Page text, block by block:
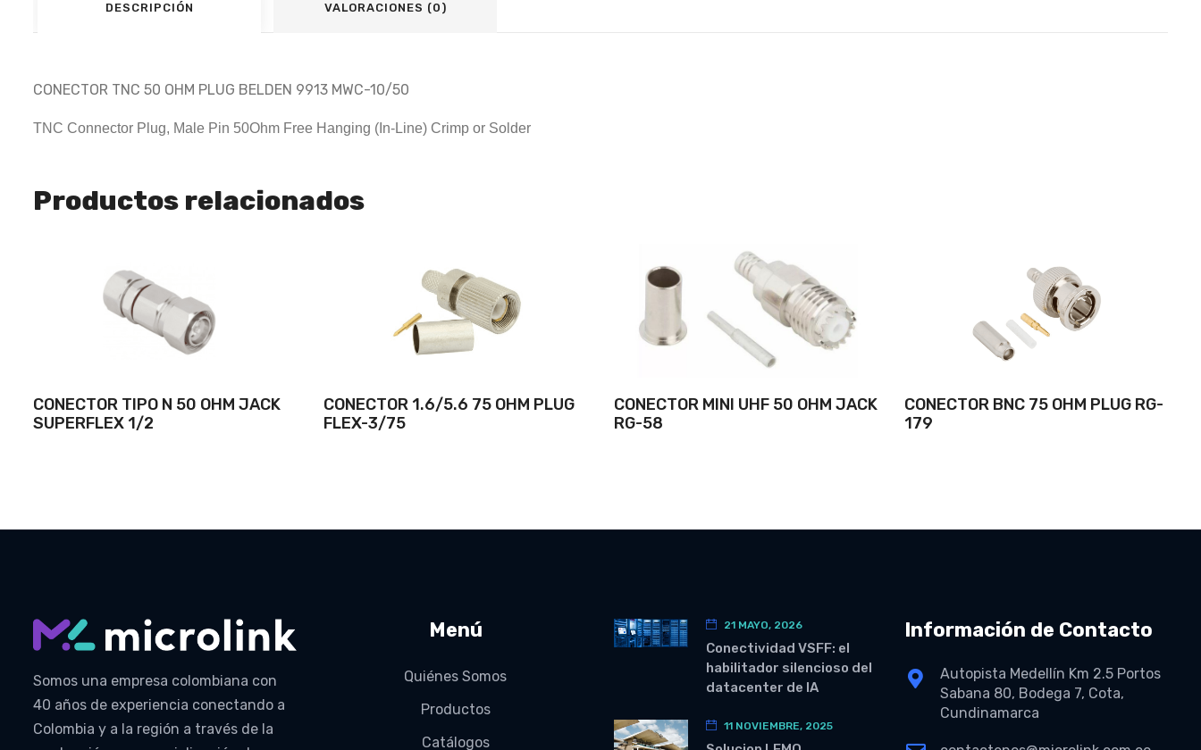
DESCRIPCIÓN VALORACIONES (0)
CONECTOR TNC 50 OHM PLUG BELDEN 9913 MWC-10/50
TNC Connector Plug, Male Pin 50Ohm Free Hanging (In-Line) Crimp or Solder
Productos relacionados
CONECTOR TIPO N 50 OHM JACK
SUPERFLEX 1/2
CONECTOR 1.6/5.6 75 OHM PLUG
FLEX-3/75
CONECTOR MINI UHF 50 OHM JACK
RG-58
CONECTOR BNC 75 OHM PLUG RG-
179
Somos una empresa colombiana con
40 años de experiencia conectando a
Colombia y a la región a través de la
Menú
Quiénes Somos
Productos
Catálogos
21 MAYO, 2026
Conectividad VSFF: el
habilitador silencioso del
datacenter de IA
11 NOVIEMBRE, 2025
Información de Contacto
Autopista Medellín Km 2.5 Portos
Sabana 80, Bodega 7, Cota,
Cundinamarca